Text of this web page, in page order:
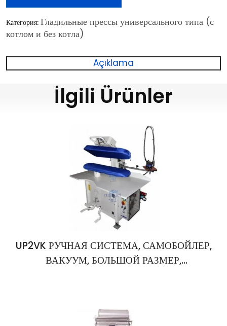
Категория: Гладильные прессы универсального типа (с
котлом и без котла)
Açıklama
İlgili Ürünler
UP2VK РУЧНАЯ СИСТЕМА, САМОБОЙЛЕР,
ВАКУУМ, БОЛЬШОЙ РАЗМЕР,